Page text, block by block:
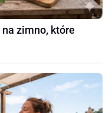
na zimno, które